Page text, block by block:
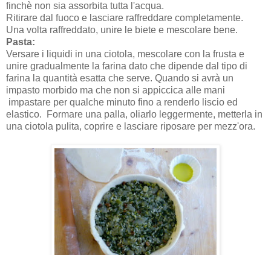
finchè non sia assorbita tutta l'acqua.
Ritirare dal fuoco e lasciare raffreddare completamente.
Una volta raffreddato, unire le biete e mescolare bene.
Pasta:
Versare i liquidi in una ciotola, mescolare con la frusta e
unire gradualmente la farina dato che dipende dal tipo di
farina la quantità esatta che serve. Quando si avrà un
impasto morbido ma che non si appiccica alle mani
impastare per qualche minuto fino a renderlo liscio ed
elastico. Formare una palla, oliarlo leggermente, metterla in
una ciotola pulita, coprire e lasciare riposare per mezz'ora.